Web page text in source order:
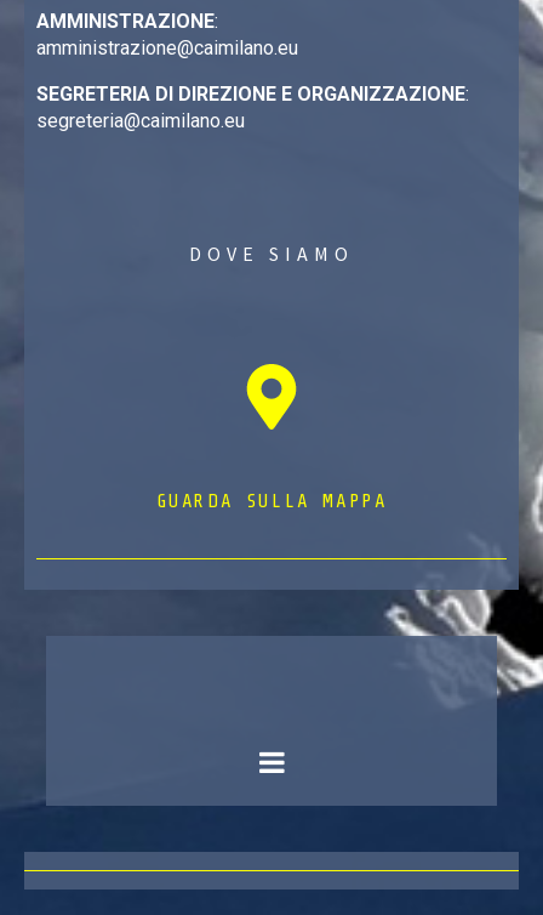
AMMINISTRAZIONE:
amministrazione@caimilano.eu
SEGRETERIA DI DIREZIONE E ORGANIZZAZIONE:
segreteria@caimilano.eu
DOVE SIAMO
GUARDA SULLA MAPPA